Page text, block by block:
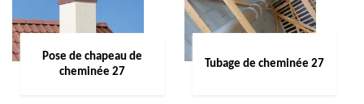
Pose de chapeau de
cheminée 27
Tubage de cheminée 27